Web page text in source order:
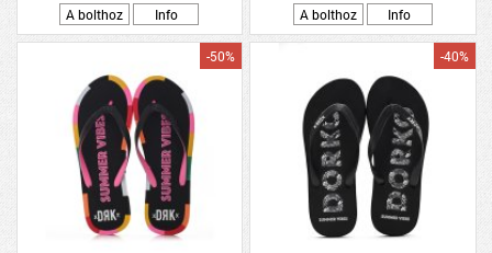
A bolthoz
Info
A bolthoz
Info
-50% -40%